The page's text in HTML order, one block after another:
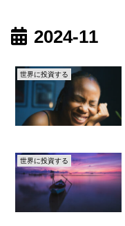
2024-11
世界に投資する
世界に投資する